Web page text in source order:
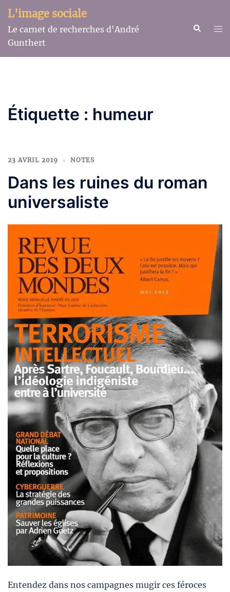
Aller
au
contenu
L'image sociale
Le carnet de recherches d'André
Gunthert
Étiquette : humeur
23 AVRIL 2019 NOTES
Dans les ruines du roman
universaliste
Entendez dans nos campagnes mugir ces féroces